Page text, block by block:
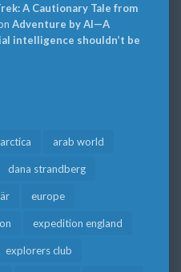
A Cautionary Tale from
Adventure by AI—A
intelligence shouldn’t be
arab world
dana strandberg
europe
expedition england
explorers club